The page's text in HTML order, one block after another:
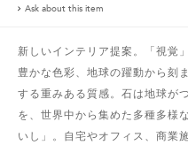
Ask about this item
新しいインテリア提案。「視覚
豊かな色彩、地球の躍動から刻
する重みある質感。石は地球が
を、世界中から集めた多種多様
いし」。自宅やオフィス、商業